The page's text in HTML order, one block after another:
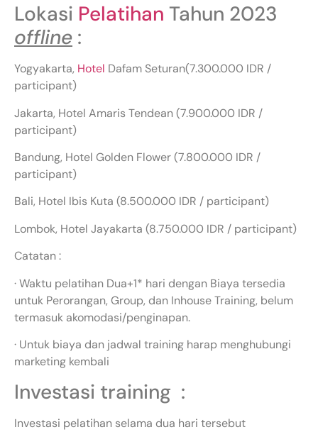
Lokasi Pelatihan Tahun 2023
offline :
Yogyakarta, Hotel Dafam Seturan(7.300.000 IDR /
participant)
Jakarta, Hotel Amaris Tendean (7.900.000 IDR /
participant)
Bandung, Hotel Golden Flower (7.800.000 IDR /
participant)
Bali, Hotel Ibis Kuta (8.500.000 IDR / participant)
Lombok, Hotel Jayakarta (8.750.000 IDR / participant)
Catatan :
· Waktu pelatihan Dua+1* hari dengan Biaya tersedia
untuk Perorangan, Group, dan Inhouse Training, belum
termasuk akomodasi/penginapan.
· Untuk biaya dan jadwal training harap menghubungi
marketing kembali
Investasi training :
Investasi pelatihan selama dua hari tersebut